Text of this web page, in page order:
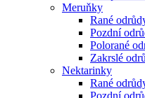
Meruňky
Rané
Pozdní
Polorané
Zakrslé
Nektarinky
Rané
Pozdní